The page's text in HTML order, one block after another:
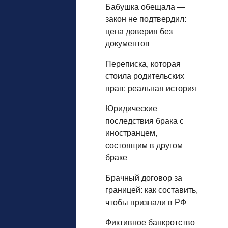
Бабушка обещала —
закон не подтвердил:
цена доверия без
документов
Переписка, которая
стоила родительских
прав: реальная история
Юридические
последствия брака с
иностранцем,
состоящим в другом
браке
Брачный договор за
границей: как составить,
чтобы признали в РФ
Фиктивное банкротство